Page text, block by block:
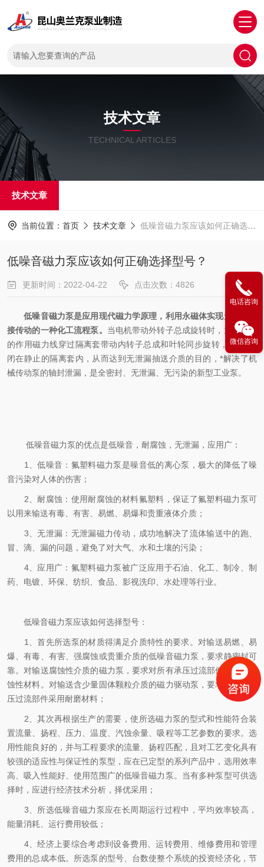
技术文章
TECHNICAL ARTICLES
技术文章
当前位置： 首页 技术文章 低噪音磁力泵应该如何正确选择型号？
低噪音磁力泵应该如何正确选择型号？
更新时间：2022-04-22 点击次数：4826
低噪音磁力泵是应用现代磁力学原理，利用永磁体实现无接触间
接传动的一种化工流程泵。 当电机带动外转子总成旋转时，通过磁场
的作用磁力线穿过隔离套带动内转子总成和叶轮同步旋转，介质*封
闭在静止的隔离套内，从而达到无泄漏抽送介质的目的，*解决了机
械传动泵的轴封泄漏，是全密封、无泄漏、无污染的新型工业泵。
低噪音磁力泵的优点是低噪音，耐腐蚀，无泄漏，应用广：
1、低噪音：氟塑料磁力泵是噪音低的离心泵，极大的降低了噪
音污染对人体的伤害；
2、耐腐蚀：使用耐腐蚀的材料氟塑料，保证了氟塑料磁力泵可
以用来输送有毒、有害、易燃、易爆和贵重液体介质；
3、无泄漏：无泄漏磁力传动，成功地解决了流体输送中的跑、
冒、滴、漏的问题，避免了对大气、水和土壤的污染；
4、应用广：氟塑料磁力泵被广泛应用于石油、化工、制冷、制
药、电镀、环保、纺织、食品、影视洗印、水处理等行业。
低噪音磁力泵应该如何选择型号：
1、首先所选泵的材质得满足介质特性的要求。对输送易燃、易
爆、有毒、有害、强腐蚀或贵重介质的低噪音磁力泵，要求静密封可
靠。对输送腐蚀性介质的磁力泵，要求对所有承压过流部件采用耐腐
蚀性材料。对输送含少量固体颗粒介质的磁力驱动泵，要求对所有承
压过流部件采用耐磨材料；
2、其次再根据生产的需要，使所选磁力泵的型式和性能符合装
置流量、扬程、压力、温度、汽蚀余量、吸程等工艺参数的要求。选
用性能良好的，并与工程要求的流量、扬程匹配，且对工艺变化具有
较强的适应性与保证性的泵型，应在已定型的系列产品中，选用效率
高、吸入性能好、使用范围广的低噪音磁力泵。当有多种泵型可供选
择时，应进行经济技术分析，择优采用；
3、所选低噪音磁力泵应在长周期运行过程中，平均效率较高，
能量消耗、运行费用较低；
4、经济上要综合考虑到设备费用、运转费用、维修费用和管理
费用的总成本低。所选泵的型号、台数使整个系统的投资经济化，节
电话咨询
微信咨询